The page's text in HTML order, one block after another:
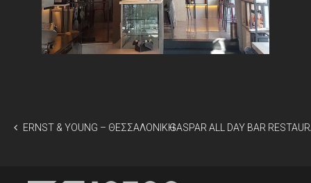
ΕRNST & YOUNG – ΘΕΣΣΑΛΟΝΙΚΗGASPAR ALL DAY BAR